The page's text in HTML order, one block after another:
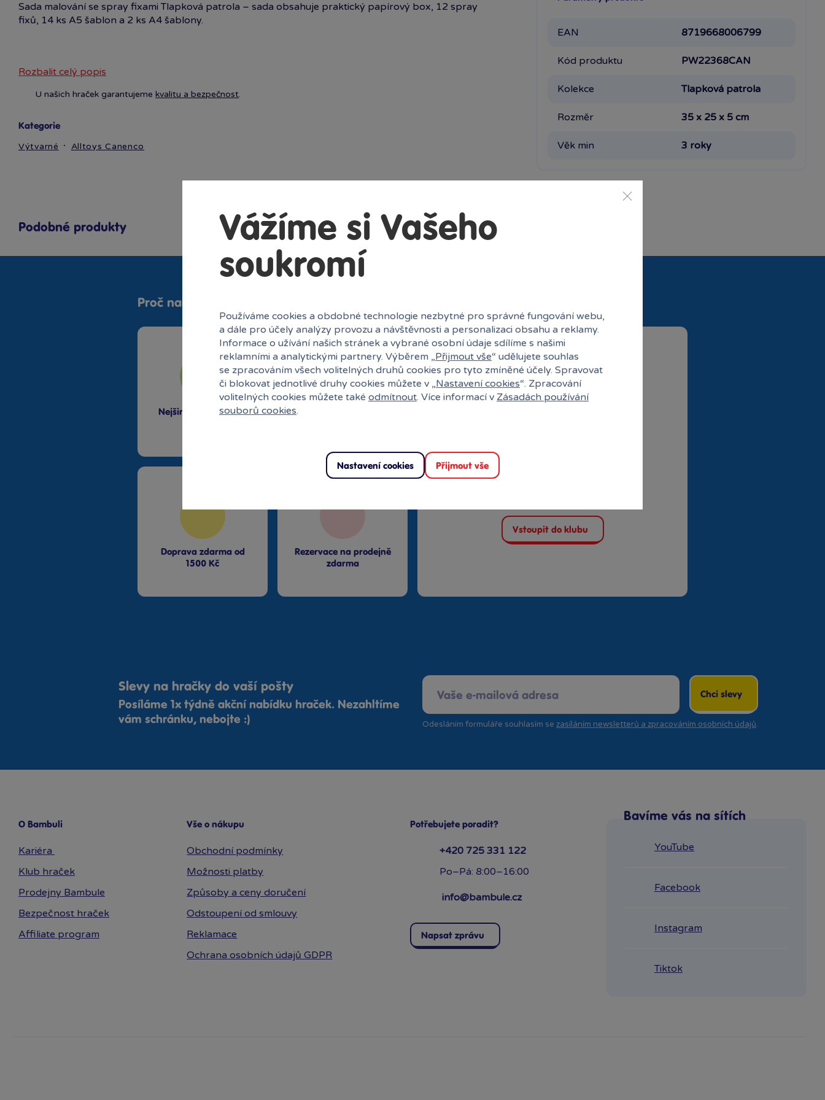
Sada malování se spray fixami Tlapková patrola – sada obsahuje praktický papírový box, 12 spray
fixů, 14 ks A5 šablon a 2 ks A4 šablony.
Rozbalit celý popis
U našich hraček garantujemekvalitu a bezpečnost.
Kategorie
Výtvarné Alltoys Canenco
EAN 8719668006799
Kód produktu PW22368CAN
Kolekce Tlapková patrola
Rozměr 35 x 25 x 5 cm
Věk min 3 roky
Podobné produkty
Proč nakupovat v Bambuli?
Nejširší sortiment na
27 kamenných prodejen
Doprava zdarma od
1500 Kč
Rezervace na prodejně
zdarma
Speciální klubové ceny
Exkluzivní nabídky od partnerů
Vstoupit do klubu
Slevy na hračky do vaší pošty
Posíláme 1x týdně akční nabídku hraček. Nezahltíme
vám schránku, nebojte :)
Chci slevy
Odesláním formuláře souhlasím se zasíláním newsletterů a zpracováním osobních údajů.
O Bambuli
Kariéra
Klub hraček
Prodejny Bambule
Bezpečnost hraček
Affiliate program
Vše o nákupu
Obchodní podmínky
Možnosti platby
Způsoby a ceny doručení
Odstoupení od smlouvy
Reklamace
Ochrana osobních údajů GDPR
Potřebujete poradit?
+420 725 331 122
Po–Pá: 8:00–16:00
info@bambule.cz
Napsat zprávu
Bavíme vás na sítích
YouTube
Facebook
Instagram
Tiktok
Vážíme si Vašeho
soukromí
Používáme cookies a obdobné technologie nezbytné pro správné fungování webu,
a dále pro účely analýzy provozu a návštěvnosti a personalizaci obsahu a reklamy.
Informace o užívání našich stránek a vybrané osobní údaje sdílíme s našimi
reklamními a analytickými partnery. Výběrem „Přijmout vše“ udělujete souhlas
se zpracováním všech volitelných druhů cookies pro tyto zmíněné účely. Spravovat
či blokovat jednotlivé druhy cookies můžete v „Nastavení cookies“. Zpracování
volitelných cookies můžete také odmítnout. Více informací v Zásadách používání
souborů cookies.
Nastavení cookies Přijmout vše